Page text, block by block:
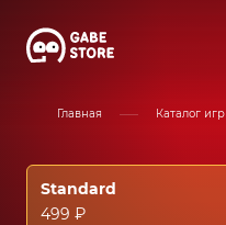
Главная Каталог игр
Standard
499 ₽